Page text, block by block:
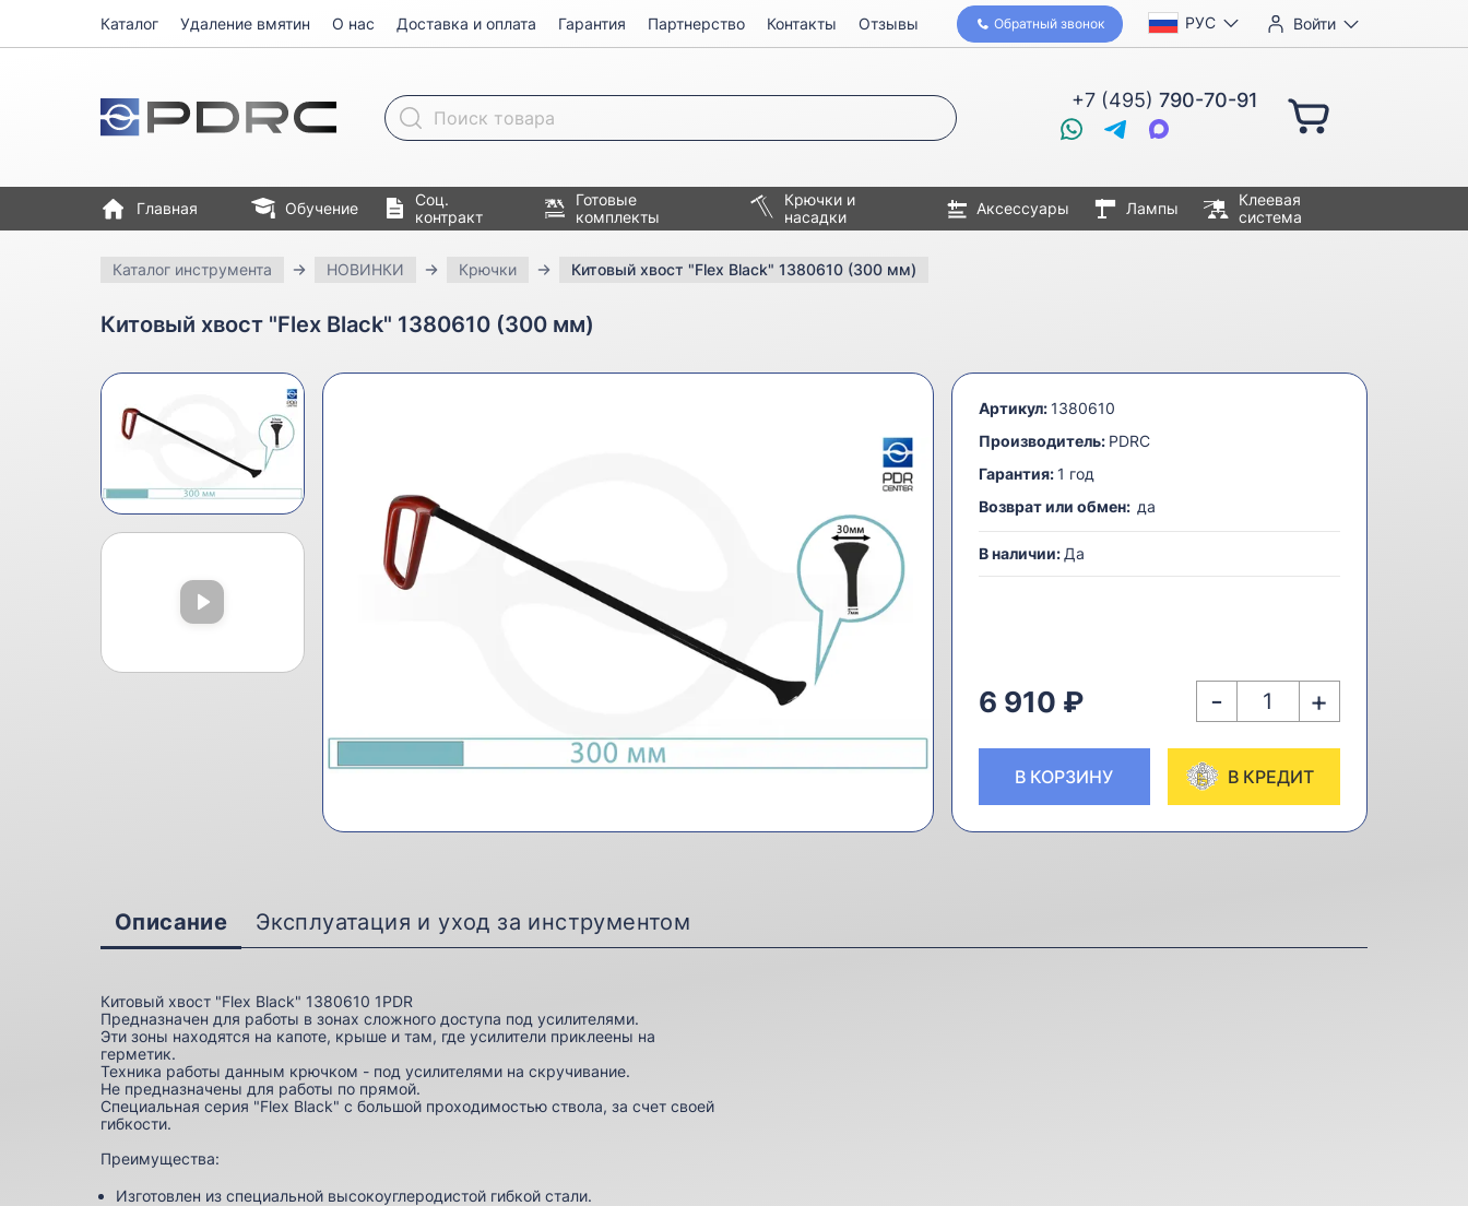
РУС Войти
Обратный звонок
+7 (495) 790-70-91
Поиск товара
Каталог Удаление вмятин О нас Доставка и оплата Гарантия Партнерство Контакты Отзывы
Главная Обучение
Соц.
контракт
Готовые
комплекты
Крючки и
насадки
Аксессуары Лампы
Клеевая
система
Каталог инструмента НОВИНКИ Крючки Китовый хвост "Flex Black" 1380610 (300 мм)
Китовый хвост "Flex Black" 1380610 (300 мм)
Артикул: 1380610
Производитель: PDRC
Гарантия: 1 год
Возврат или обмен: да
В наличии: Да
6 910 ₽ - +
В КОРЗИНУ В КРЕДИТ
Описание Эксплуатация и уход за инструментом
Китовый хвост "Flex Black" 1380610 1PDR
Предназначен для работы в зонах сложного доступа под усилителями.
Эти зоны находятся на капоте, крыше и там, где усилители приклеены на
герметик.
Техника работы данным крючком - под усилителями на скручивание.
Не предназначены для работы по прямой.
Специальная серия "Flex Black" с большой проходимостью ствола, за счет своей
гибкости.
Преимущества:
Изготовлен из специальной высокоуглеродистой гибкой стали.